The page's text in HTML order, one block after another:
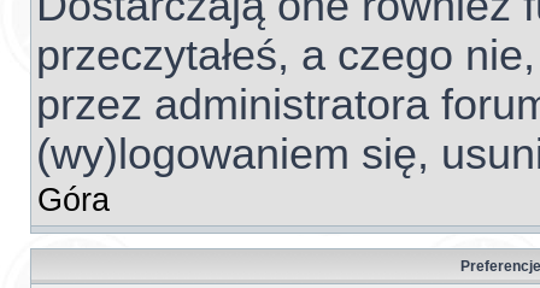
przeczytałeś, a czego
przez administratora
(wy)logowaniem się,
Góra